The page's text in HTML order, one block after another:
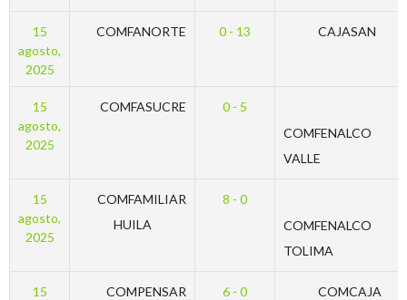
15
agosto,
2025
COMFANORTE 0 - 13 CAJASAN
15
agosto,
2025
COMFASUCRE
0 - 5
COMFENALCO
VALLE
15
agosto,
2025
COMFAMILIAR
HUILA
8 - 0
COMFENALCO
TOLIMA
15
COMPENSAR 6 - 0 COMCAJA